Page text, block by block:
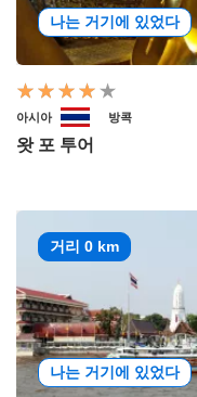
나는 거기에 있었다
아시아 방콕
왓 포 투어
거리 0 km
나는 거기에 있었다